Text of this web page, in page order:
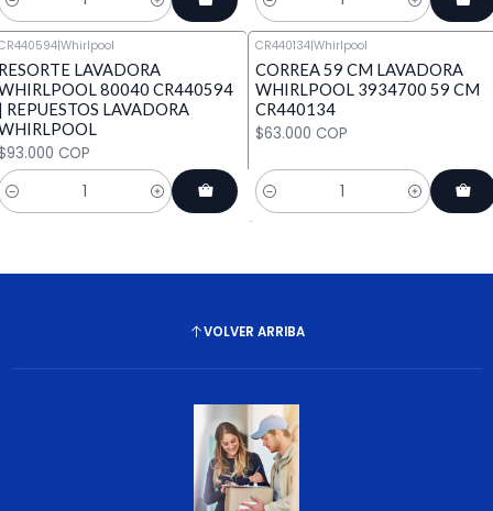
Cantidad
|Whirlpool
LAVADORA
80040 CR440594
REPUESTOS LAVADORA
COP
CR440134|Whirlpool
CORREA 59 CM LAVADORA
WHIRLPOOL 3934700 59 CM
CR440134
$63.000 COP
Cantidad
VOLVER ARRIBA